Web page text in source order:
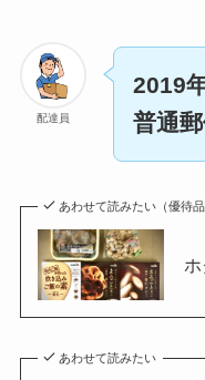
配達員
2019
普通
あわせて読みたい（優待
あわせて読みたい